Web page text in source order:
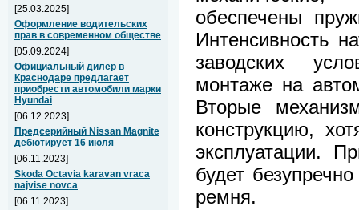
[25.03.2025]
Оформление водительских
прав в современном обществе
[05.09.2024]
Официальный дилер в
Краснодаре предлагает
приобрести автомобили марки
Hyundai
[06.12.2023]
Предсерийный Nissan Magnite
дебютирует 16 июля
[06.11.2023]
Skoda Octavia karavan vraca
najvise novca
[06.11.2023]
обеспечены
Интенсивность
заводских
монтаже на
Вторые
конструкцию,
эксплуатации.
будет
ремня.